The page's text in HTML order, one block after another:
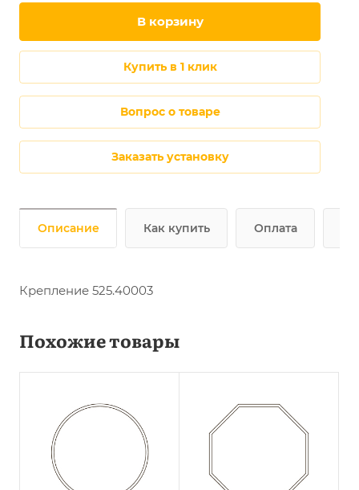
в корзину
купить в 1 клик
Вопрос о товаре
Заказать установку
Описание Как купить Оплата
Крепление 525.40003
Похожие товары